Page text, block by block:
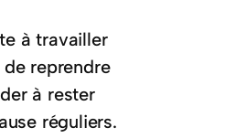
à travailler
reprendre
à rester
réguliers.